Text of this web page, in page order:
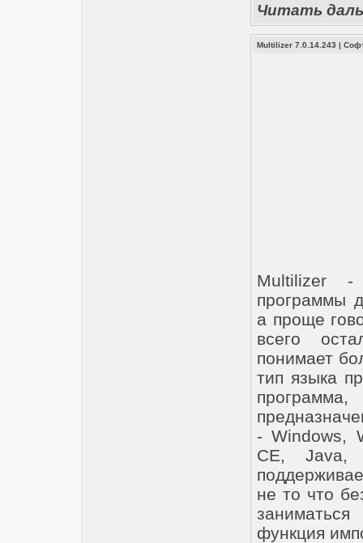
Читать
Multilizer 7.0.14.243 |
Multilizer -
программы
а проще
всего
понимает
тип языка
программа,
- Windows,
CE, Java,
не то что
функция